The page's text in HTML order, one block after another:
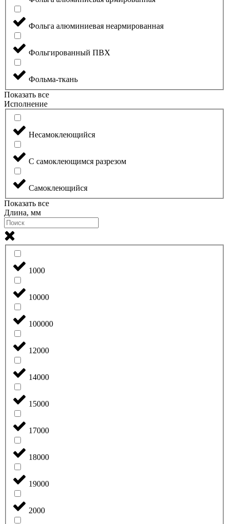
Фольга алюминиевая неармированная
Фольгированный ПВХ
Фольма-ткань
Показать все
Исполнение
Несамоклеющийся
С самоклеющимся разрезом
Самоклеющийся
Показать все
Длина, мм
1000
10000
100000
12000
14000
15000
17000
18000
19000
2000